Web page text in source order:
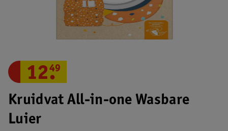
Kruidvat All-in-one Wasbare
Luier
12.
49